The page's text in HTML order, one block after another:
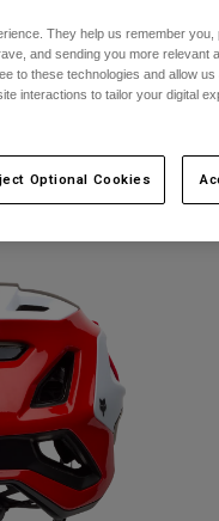
They help us remember
and sending you more relevant
to these technologies and allow
interactions to tailor your digital
Optional Cookies